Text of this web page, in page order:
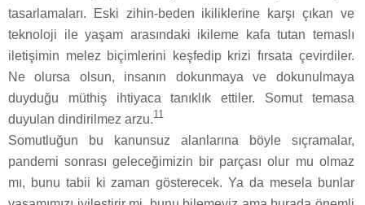
tasarlamaları. Eski zihin-beden ikiliklerine karşı çıkan ve
teknoloji ile yaşam arasındaki ikileme kafa tutan temaslı
iletişimin melez biçimlerini keşfedip krizi fırsata çevirdiler.
Ne olursa olsun, insanın dokunmaya ve dokunulmaya
duyduğu müthiş ihtiyaca tanıklık ettiler. Somut temasa
duyulan dindirilmez arzu.11
Somutluğun bu kanunsuz alanlarına böyle sıçramalar,
pandemi sonrası geleceğimizin bir parçası olur mu olmaz
mı, bunu tabii ki zaman gösterecek. Ya da mesela bunlar